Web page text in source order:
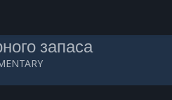
запаса